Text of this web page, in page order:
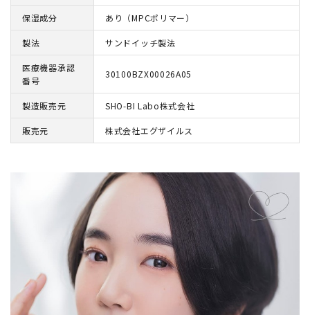
保湿成分 あり（MPCポリマー）
製法 サンドイッチ製法
医療機器承認
番号
30100BZX00026A05
製造販売元 SHO-BI Labo株式会社
販売元 株式会社エグザイルス